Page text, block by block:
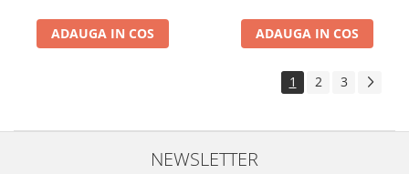
ADAUGA IN COS ADAUGA IN COS
1 2 3
NEWSLETTER